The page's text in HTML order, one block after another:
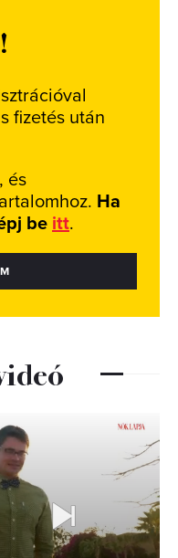
fizetés után
és
Ha
be itt.